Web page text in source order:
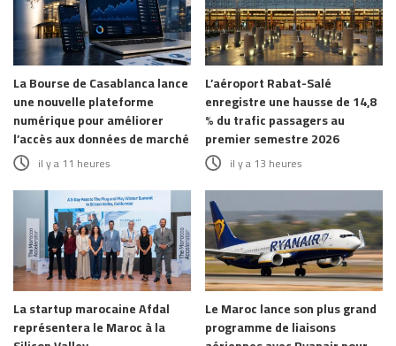
La Bourse de Casablanca lance
une nouvelle plateforme
numérique pour améliorer
l’accès aux données de marché
il y a 11 heures
L’aéroport Rabat-Salé
enregistre une hausse de 14,8
% du trafic passagers au
premier semestre 2026
il y a 13 heures
La startup marocaine Afdal
représentera le Maroc à la
Le Maroc lance son plus grand
programme de liaisons